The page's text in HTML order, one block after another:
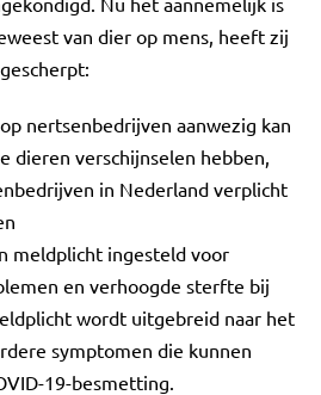
van dier op mens, heeft zij
nertsenbedrijven aanwezig kan
dieren verschijnselen hebben,
in Nederland verplicht
meldplicht ingesteld voor
en verhoogde sterfte bij
wordt uitgebreid naar het
symptomen die kunnen
19-besmetting.